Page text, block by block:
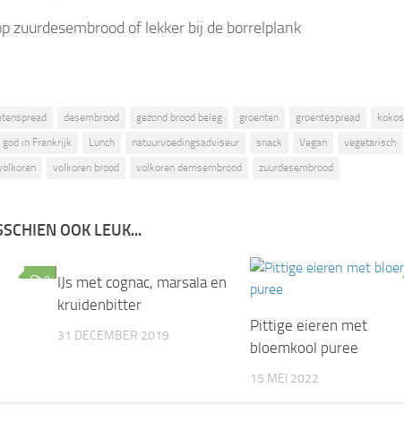
zuurdesembrood of lekker bij de borrelplank
desembrood gezond brood beleg groenten groentespread
kokos
god in Frankrijk Lunch natuurvoedingsadviseur snack Vegan
vegetarisch
volkoren brood volkoren demsembrood zuurdesembrood
OOK LEUK...
0
IJs met cognac, marsala en
kruidenbitter
31 DECEMBER 2019
Pittige eieren met
bloemkool puree
15 MEI 2022